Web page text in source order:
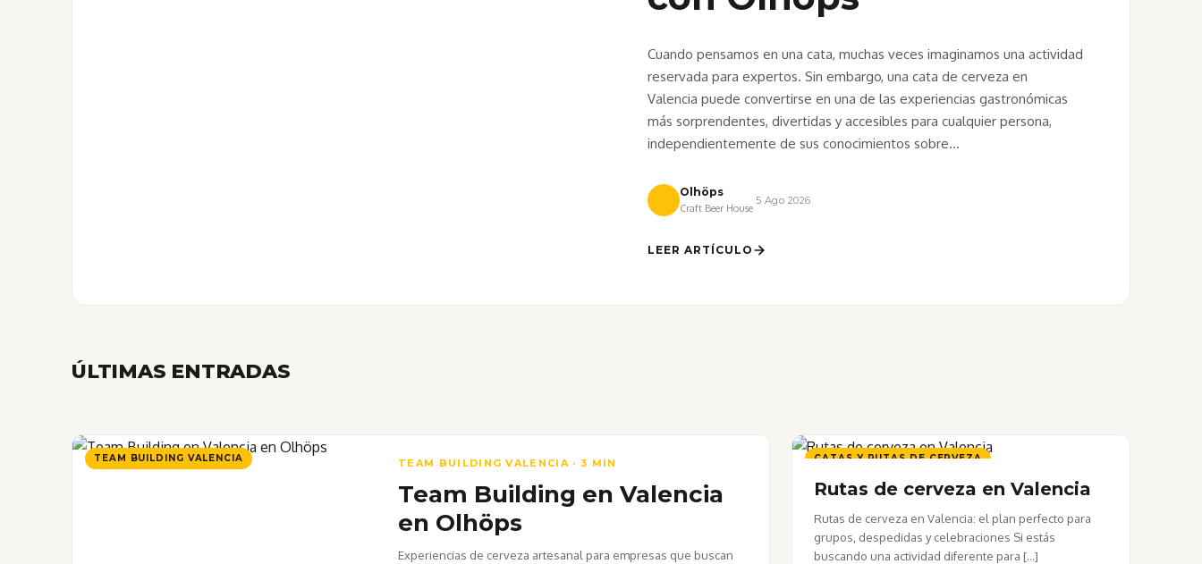
Cuando pensamos en una cata, muchas veces imaginamos una actividad
reservada para expertos. Sin embargo, una cata de cerveza en
Valencia puede convertirse en una de las experiencias gastronómicas
más sorprendentes, divertidas y accesibles para cualquier persona,
independientemente de sus conocimientos sobre…
Olhöps
Craft Beer House
5 Ago 2026
LEER ARTÍCULO
ÚLTIMAS ENTRADAS
TEAM BUILDING VALENCIA TEAM BUILDING VALENCIA · 3 MIN
Team Building en Valencia
en Olhöps
Experiencias de cerveza artesanal para empresas que buscan
CATAS Y RUTAS DE CERVEZA
Rutas de cerveza en Valencia
Rutas de cerveza en Valencia: el plan perfecto para
grupos, despedidas y celebraciones Si estás
buscando una actividad diferente para […]